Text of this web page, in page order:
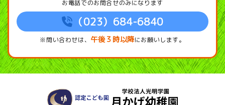
お電話でのお問合せのみになります
（023）684-6840
※問い合わせは、 午後３時以降にお願いします。